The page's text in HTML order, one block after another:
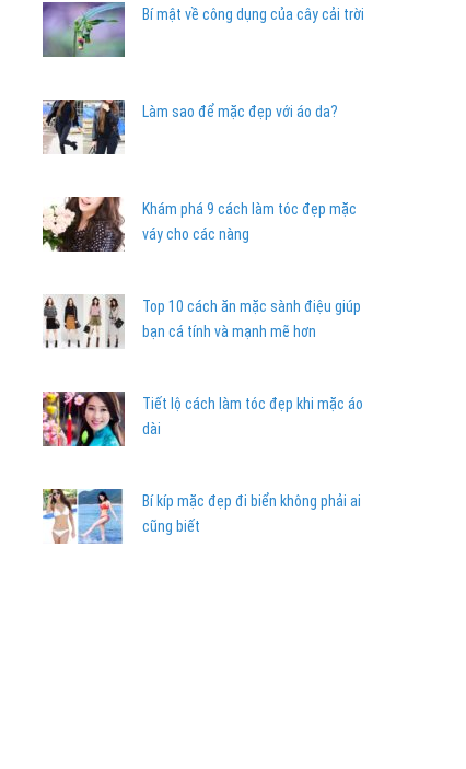
Bí mật về công dụng của cây cải trời
Làm sao để mặc đẹp với áo da?
Khám phá 9 cách làm tóc đẹp mặc
váy cho các nàng
Top 10 cách ăn mặc sành điệu giúp
bạn cá tính và mạnh mẽ hơn
Tiết lộ cách làm tóc đẹp khi mặc áo
dài
Bí kíp mặc đẹp đi biển không phải ai
cũng biết